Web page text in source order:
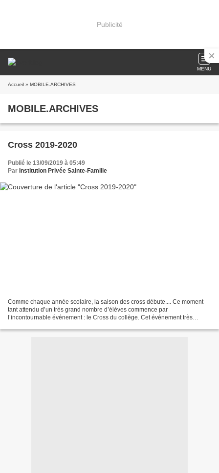
Publicité
MENU
Accueil » MOBILE.ARCHIVES
MOBILE.ARCHIVES
Cross 2019-2020
Publié le 13/09/2019 à 05:49
Par Institution Privée Sainte-Famille
Comme chaque année scolaire, la saison des cross débute.... Ce moment
tant attendu d’un très grand nombre d’élèves commence par
l’incontournable événement : le Cross du collège. Cet événement très